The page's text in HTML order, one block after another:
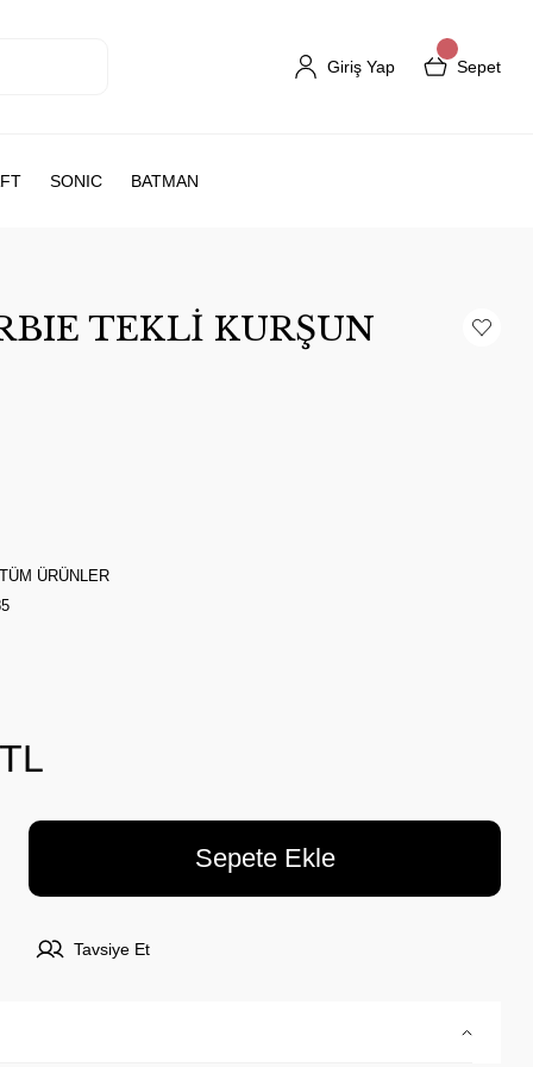
Giriş Yap Sepet
SONIC BATMAN
TEKLİ KURŞUN
TÜM ÜRÜNLER
Sepete Ekle
Tavsiye Et